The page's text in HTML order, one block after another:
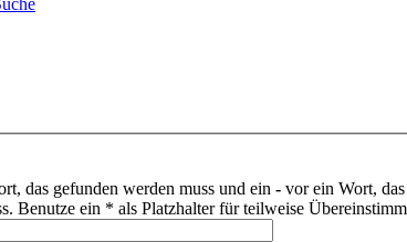
das gefunden werden muss und ein - vor ein Wort,
Benutze ein * als Platzhalter für teilweise